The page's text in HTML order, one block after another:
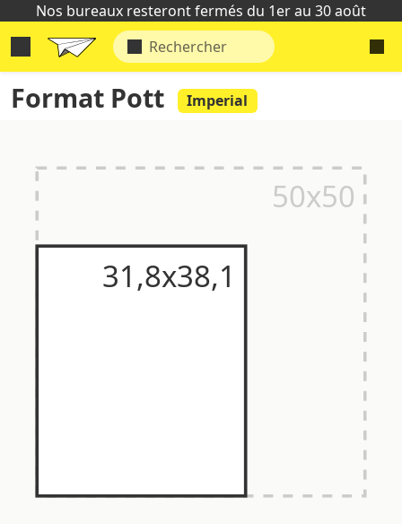
Nos bureaux resteront fermés du 1er au 30 août
Format Pott Imperial